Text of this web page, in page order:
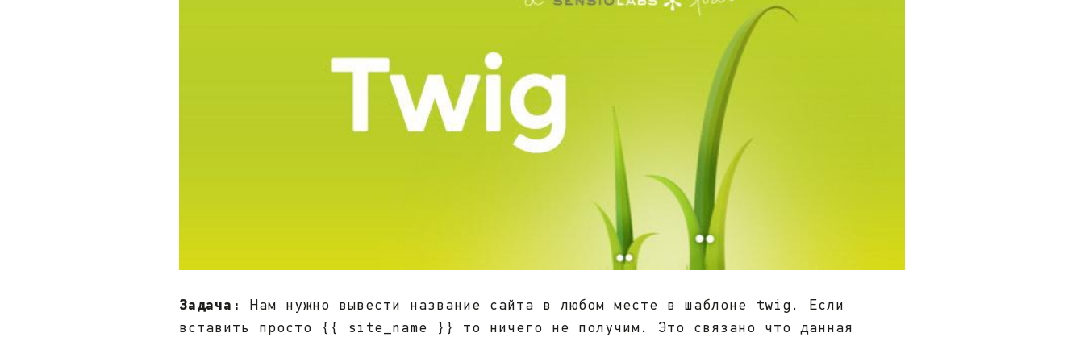
Задача:
Нам нужно вывести название сайта в любом месте в шаблоне twig. Если
вставить просто {{ site_name }} то ничего не получим. Это связано что данная